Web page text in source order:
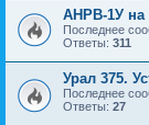
АНРВ-1У на
Последнее
Ответы: 311
Урал 375.
Последнее
Ответы: 27